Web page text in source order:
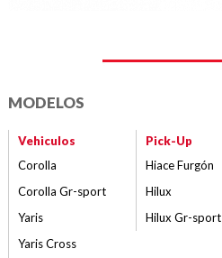
MODELOS
Vehiculos
Corolla
Corolla Gr-sport
Yaris
Yaris Cross
Pick-Up
Hiace Furgón
Hilux
Hilux Gr-sport